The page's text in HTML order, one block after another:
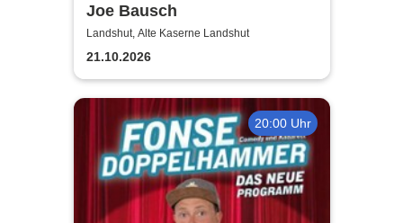
Joe Bausch
Landshut, Alte Kaserne Landshut
21.10.2026
20:00 Uhr